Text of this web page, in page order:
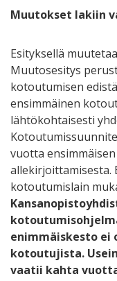
Muutokset lakiin
Esityksellä
Muutosesitys
kotoutumisen
ensimmäinen
lähtökohtaisesti
vuotta
allekirjoittamisesta.
kotoutumislain
enimmäiskesto
kotoutujista.
vaatii kahta